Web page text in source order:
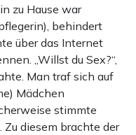
zu Hause war
behindert
über das Internet
„Willst du Sex?“,
Man traf sich auf
Mädchen
stimmte
Zu diesem brachte der